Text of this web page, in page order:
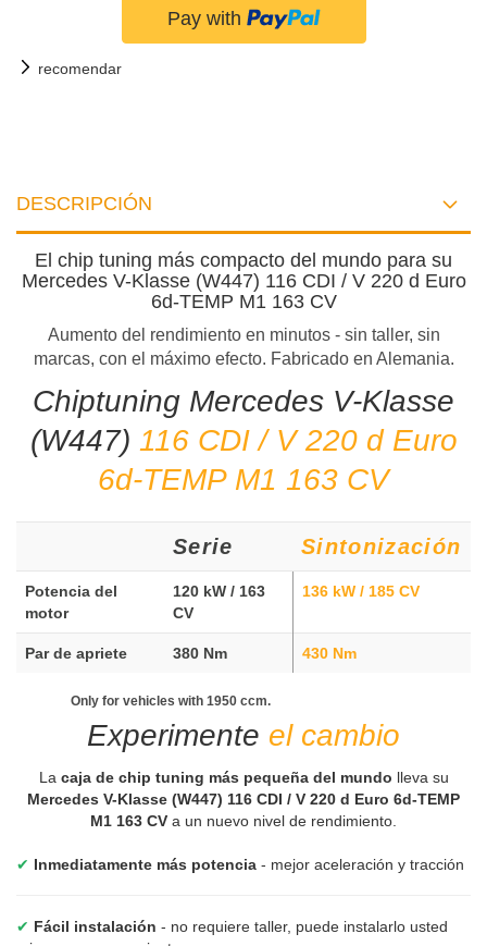
recomendar
DESCRIPCIÓN
El chip tuning más compacto del mundo para su
Mercedes V-Klasse (W447) 116 CDI / V 220 d Euro
6d-TEMP M1 163 CV
Aumento del rendimiento en minutos - sin taller, sin
marcas, con el máximo efecto. Fabricado en Alemania.
Chiptuning Mercedes V-Klasse
(W447) 116 CDI / V 220 d Euro
6d-TEMP M1 163 CV
Serie Sintonización
Potencia del
motor
120 kW / 163
CV
136 kW / 185 CV
Par de apriete 380 Nm 430 Nm
Only for vehicles with 1950 ccm.
Experimente el cambio
La caja de chip tuning más pequeña del mundo lleva su
Mercedes V-Klasse (W447) 116 CDI / V 220 d Euro 6d-TEMP
M1 163 CV a un nuevo nivel de rendimiento.
✔ Inmediatamente más potencia - mejor aceleración y tracción
✔ Fácil instalación - no requiere taller, puede instalarlo usted